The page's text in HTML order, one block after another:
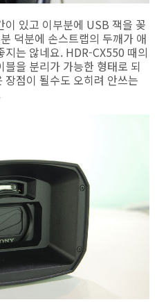
이 있고 이부분에 USB 잭을 꽂
덕분에 손스트랩의 두깨가 애
는 않네요. HDR-CX550 때의
을 분리가 가능한 형태로 되
점이 될수도 오히려 안쓰는